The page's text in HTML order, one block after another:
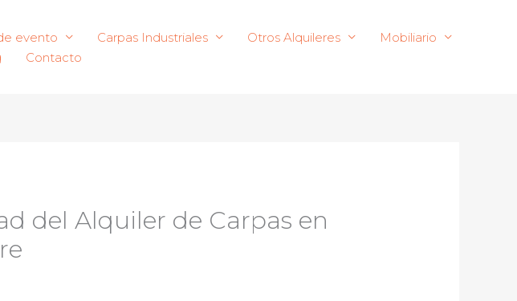
evento Carpas Industriales Otros Alquileres
Mobiliario
Contacto
del Alquiler de Carpas en